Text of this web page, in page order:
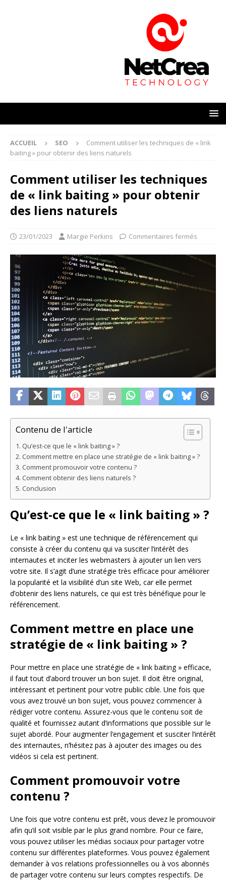
ACCUEIL SEO
Comment utiliser les techniques de « link
baiting » pour obtenir des liens naturels
Comment utiliser les techniques
de « link baiting » pour obtenir
des liens naturels
23/01/2023 Margie Perkins Commentaires fermés
Contenu de l'article
Qu’est-ce que le « link baiting » ?
Comment mettre en place une stratégie de « link baiting » ?
Comment promouvoir votre contenu ?
Comment obtenir des liens naturels ?
Conclusion
Qu’est-ce que le « link baiting » ?
Le « link baiting » est une technique de référencement qui
consiste à créer du contenu qui va susciter l’intérêt des
internautes et inciter les webmasters à ajouter un lien vers
votre site. Il s’agit d’une stratégie très efficace pour améliorer
la popularité et la visibilité d’un site Web, car elle permet
d’obtenir des liens naturels, ce qui est très bénéfique pour le
référencement.
Comment mettre en place une
stratégie de « link baiting » ?
Pour mettre en place une stratégie de « link baiting » efficace,
il faut tout d’abord trouver un bon sujet. Il doit être original,
intéressant et pertinent pour votre public cible. Une fois que
vous avez trouvé un bon sujet, vous pouvez commencer à
rédiger votre contenu. Assurez-vous que le contenu soit de
qualité et fournissez autant d’informations que possible sur le
sujet abordé. Pour augmenter l’engagement et susciter l’intérêt
des internautes, n’hésitez pas à ajouter des images ou des
vidéos si cela est pertinent.
Comment promouvoir votre
contenu ?
Une fois que votre contenu est prêt, vous devez le promouvoir
afin qu’il soit visible par le plus grand nombre. Pour ce faire,
vous pouvez utiliser les médias sociaux pour partager votre
contenu sur différentes plateformes. Vous pouvez également
demander à vos relations professionnelles ou à vos abonnés
de partager votre contenu sur leurs comptes respectifs. De